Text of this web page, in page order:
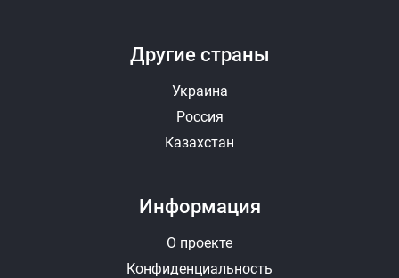
Другие страны
Украина
Россия
Казахстан
Информация
О проекте
Конфиденциальность